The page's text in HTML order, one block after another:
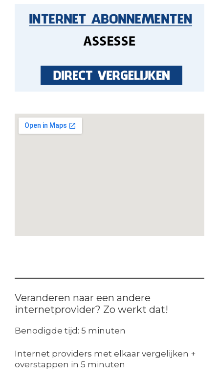
Veranderen naar een andere
internetprovider? Zo werkt dat!
Benodigde tijd: 5 minuten
Internet providers met elkaar vergelijken +
overstappen in 5 minuten